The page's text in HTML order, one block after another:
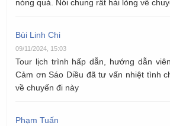
nóng quá. Nói chung rất hài lòng về
Bùi Linh Chi
09/11/2024, 15:03
Tour lịch trình hấp dẫn, hướng dẫn
Cảm ơn Sáo Diều đã tư vấn nhiệt tình
về chuyến đi này
Phạm Tuấn